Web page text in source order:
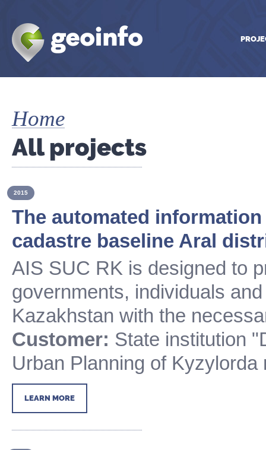
Home
All projects
2015
The automated
cadastre baseline Aral
AIS SUC RK is designed to
governments, individuals
Kazakhstan with the
Customer: State institution
Urban Planning of Kyzylorda
LEARN MORE